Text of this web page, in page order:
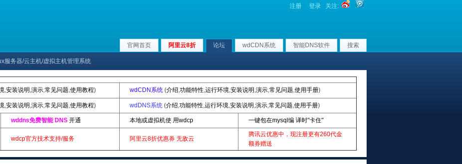
注册 登录 关注:
官网首页 阿里云8折 论坛 wdCDN系统 智能DNS软件 搜索
服务器/云主机/虚拟主机管理系统
,安装说明 ,演示,常见问题,使用教程) wdCDN系统 (介绍,功能特性,运行环境,安装说明 ,演示,常见问题,使用手册)
,安装说明 ,演示,常见问题,使用教程) wdDNS系统 (介绍,功能特性,运行环境,安装说明 ,演示,常见问题,使用手册)
wddns免费智能 DNS 开通 本地或虚拟机使 用wdcp 一键包在mysql编 译时"卡住"
wdcp官方技术支持/服务 阿里云8折优惠券 无敌云
腾讯云优惠中，现注册更有260代金
额券赠送